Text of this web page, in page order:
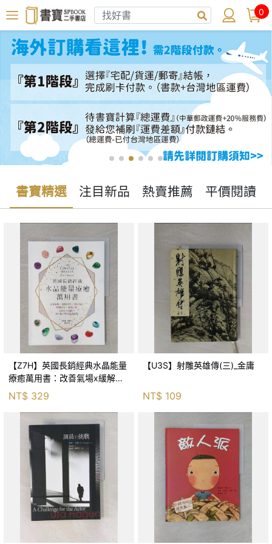
0
書寶精選 注目新品 熱賣推薦 平價閱讀
【Z7H】英國長銷經典水晶能量
療癒萬用書：改善氣場x緩解疼
痛x穩定身心x增加財富x促進人
緣，250種水晶礦石給你最完整
的生活對策_菲利
NT$ 329
【U3S】射雕英雄傳(三)_金庸
NT$ 109